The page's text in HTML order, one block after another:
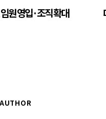
원 영입·조직 확대